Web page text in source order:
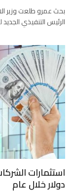
بحث عمرو طلعت وزير
الرئيس التنفيذي
دولار خلال عام